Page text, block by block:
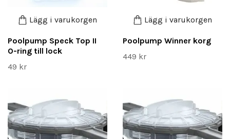
Lägg i varukorgen
Poolpump Speck Top II
O-ring till lock
49 kr
Lägg i varukorgen
Poolpump Winner korg
449 kr